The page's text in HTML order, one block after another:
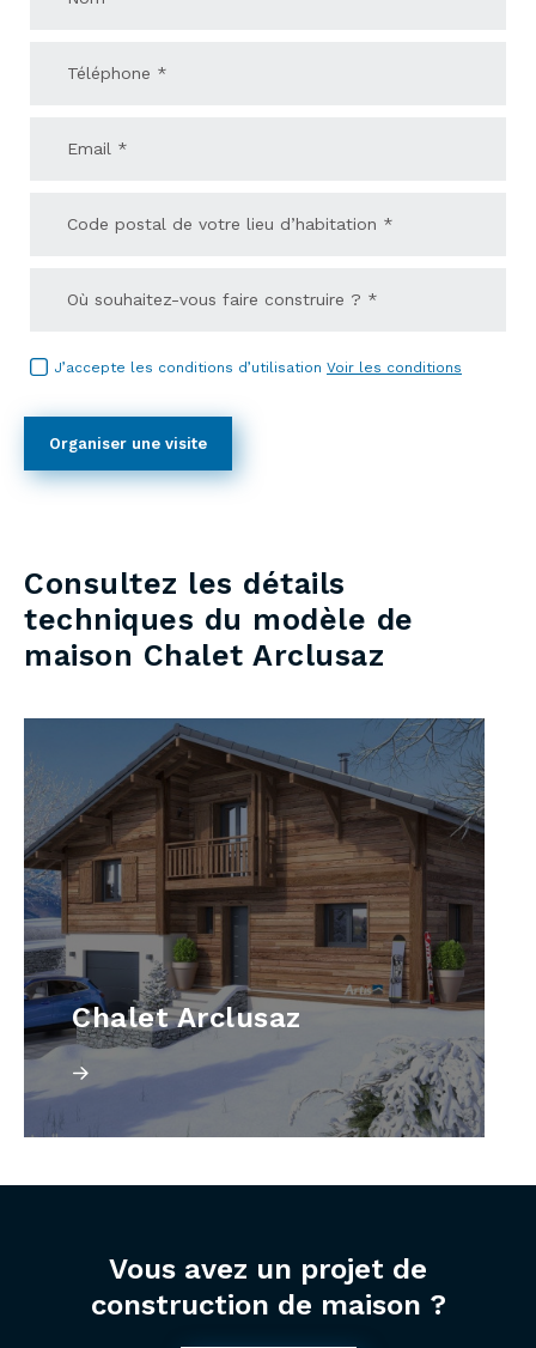
J’accepte les conditions d’utilisation Voir les conditions
Organiser une visite
Consultez les détails
techniques du modèle de
maison Chalet Arclusaz
Chalet Arclusaz
Vous avez un projet de
construction de maison ?